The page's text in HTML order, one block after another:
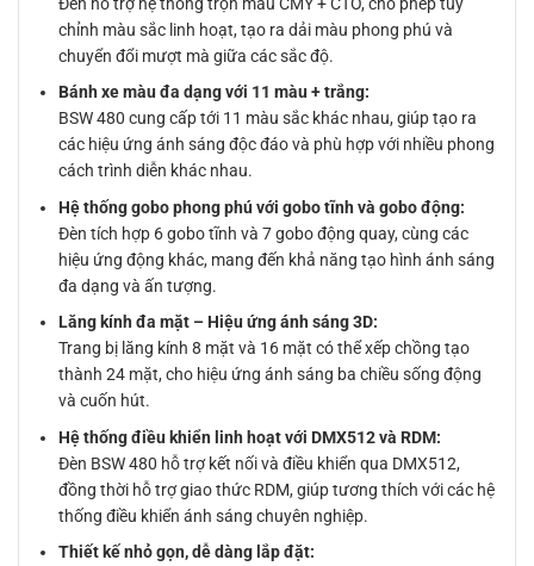
chỉnh màu sắc linh hoạt, tạo ra dải màu phong phú và
chuyển đổi mượt mà giữa các sắc độ.
Bánh xe màu đa dạng với 11 màu + trắng:
BSW 480 cung cấp tới 11 màu sắc khác nhau, giúp tạo ra
các hiệu ứng ánh sáng độc đáo và phù hợp với nhiều phong
cách trình diễn khác nhau.
Hệ thống gobo phong phú với gobo tĩnh và gobo động:
Đèn tích hợp 6 gobo tĩnh và 7 gobo động quay, cùng các
hiệu ứng động khác, mang đến khả năng tạo hình ánh sáng
đa dạng và ấn tượng.
Lăng kính đa mặt – Hiệu ứng ánh sáng 3D:
Trang bị lăng kính 8 mặt và 16 mặt có thể xếp chồng tạo
thành 24 mặt, cho hiệu ứng ánh sáng ba chiều sống động
và cuốn hút.
Hệ thống điều khiển linh hoạt với DMX512 và RDM:
Đèn BSW 480 hỗ trợ kết nối và điều khiển qua DMX512,
đồng thời hỗ trợ giao thức RDM, giúp tương thích với các hệ
thống điều khiển ánh sáng chuyên nghiệp.
Thiết kế nhỏ gọn, dễ dàng lắp đặt: